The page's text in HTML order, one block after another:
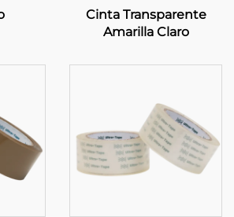
Cinta Transparente
Amarilla Claro